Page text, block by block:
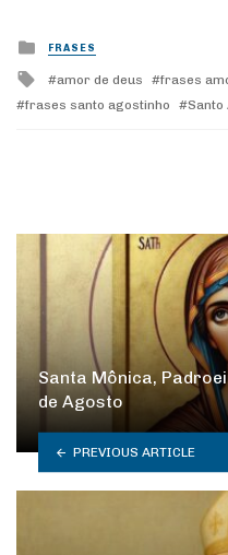
Posted
in
FRASES
Tagged
amor de deus frases
frases santo agostinho
Santo
Santa Mônica,
de Agosto
PREVIOUS ARTICLE